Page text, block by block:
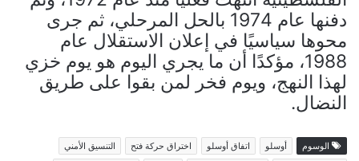
دفنها عام 1974 بالحل المرحلي، ثم جرى
محوها سياسيًا في إعلان الاستقلال عام
1988، مؤكدًا أن ما يجري اليوم هو يوم خزي
لهذا النهج، ويوم فخر لمن بقوا على طريق
النضال.
الوسوم أوسلو اتفاق أوسلو اختراق حركة فتح
التنسيق الأمني